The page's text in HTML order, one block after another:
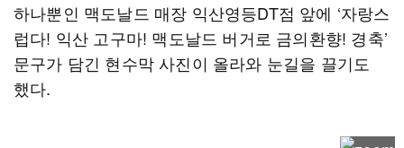
하나뿐인 맥도날드 매장 익산영등DT점 앞에 ‘자랑스
럽다! 익산 고구마! 맥도날드 버거로 금의환향! 경축’
문구가 담긴 현수막 사진이 올라와 눈길을 끌기도
했다.